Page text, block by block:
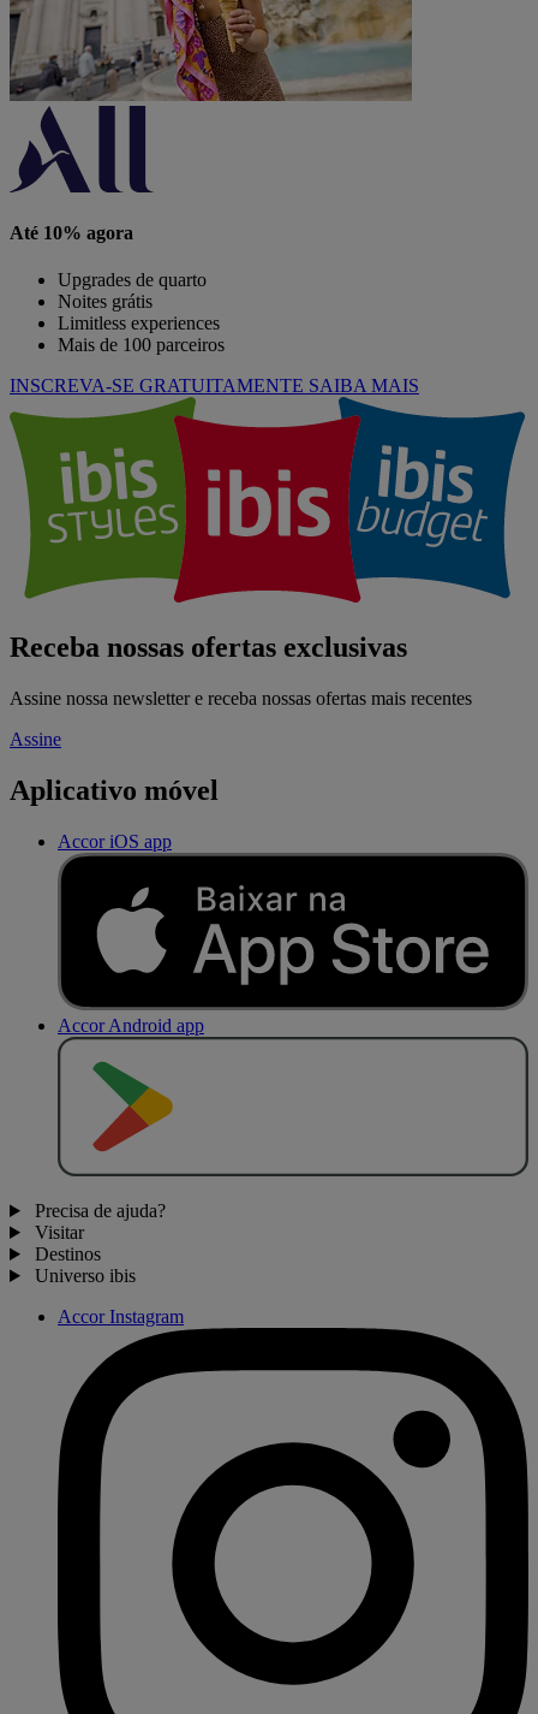
Até 10% agora
Upgrades de quarto
Noites grátis
Limitless experiences
Mais de 100 parceiros
INSCREVA-SE GRATUITAMENTE SAIBA MAIS
Receba nossas ofertas exclusivas
Assine nossa newsletter e receba nossas ofertas mais recentes
Assine
Aplicativo móvel
Accor iOS app
Accor Android app
Precisa de ajuda?
Visitar
Destinos
Universo ibis
Accor Instagram